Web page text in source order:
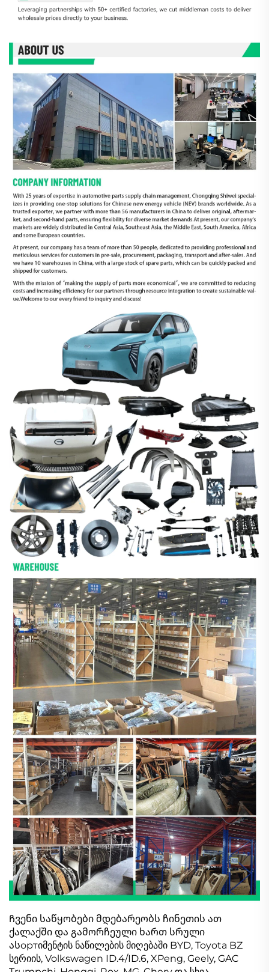
Ჩვენი საწყობები მდებარეობს ჩინეთის ათ
ქალაქში და გამორჩეული ხართ სრული
ასортიმენტის ნაწილების მიღებაში BYD, Toyota BZ
სერიის, Volkswagen ID.4/ID.6, XPeng, Geely, GAC